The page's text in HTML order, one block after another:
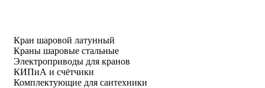
Кран шаровой латунный
Краны шаровые стальные
Электроприводы для кранов
КИПиА и счётчики
Комплектующие для сантехники